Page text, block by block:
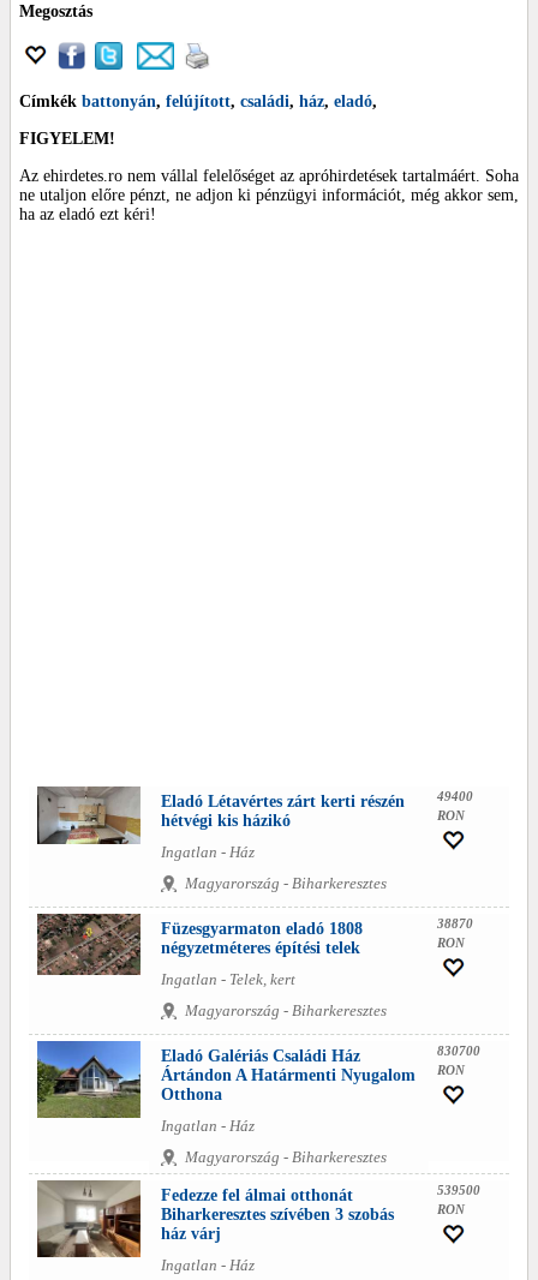
Megosztás
Címkék battonyán, felújított, családi, ház, eladó,
FIGYELEM!
Az ehirdetes.ro nem vállal felelőséget az apróhirdetések tartalmáért. Soha
ne utaljon előre pénzt, ne adjon ki pénzügyi információt, még akkor sem,
ha az eladó ezt kéri!
Eladó Létavértes zárt kerti részén
hétvégi kis házikó
Ingatlan - Ház
Magyarország - Biharkeresztes
49400
RON
Füzesgyarmaton eladó 1808
négyzetméteres építési telek
Ingatlan - Telek, kert
Magyarország - Biharkeresztes
38870
RON
Eladó Galériás Családi Ház
Ártándon A Határmenti Nyugalom
Otthona
Ingatlan - Ház
Magyarország - Biharkeresztes
830700
RON
Fedezze fel álmai otthonát
Biharkeresztes szívében 3 szobás
ház várj
Ingatlan - Ház
539500
RON